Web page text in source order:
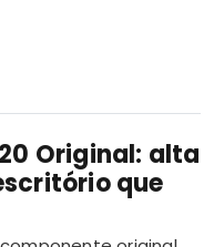
Original: alta
que